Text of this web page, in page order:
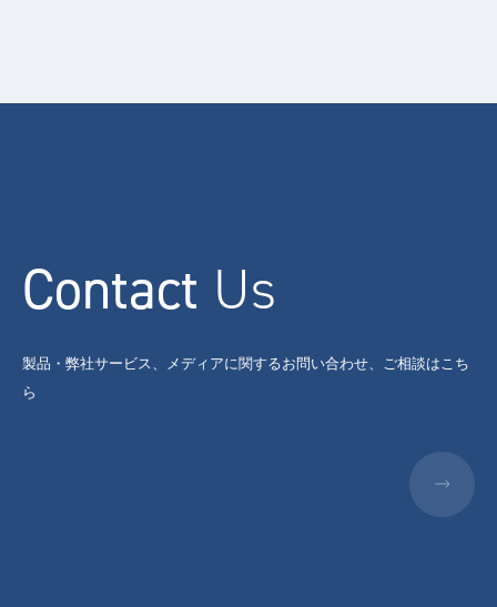
Contact Us
製品・弊社サービス、メディアに関するお問い合わせ、ご相談はこち
ら